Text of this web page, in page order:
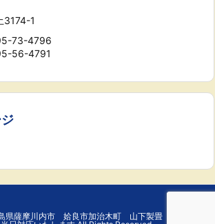
3174-1
73-4796
56-4791
県薩摩川内市 姶良市加治木町 山下製畳 鹿児島市